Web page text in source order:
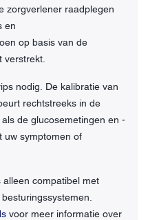
zorgverlener raadplegen
en
op basis van de
verstrekt.
nodig. De kalibratie van
rechtstreeks in de
de glucosemetingen en -
uw symptomen of
compatibel met
voor meer informatie over